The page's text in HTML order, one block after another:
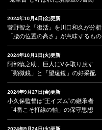
2024年10月4日(金)更新
菅野智之「復活」を川口和久が分析
「腰の位置の高さ」が意味するもの
2024年10月1日(火)更新
阿部慎之助、巨人にVを取り戻す
「顕微鏡」と「望遠鏡」の好采配
2024年9月27日(金)更新
小久保監督は“王イズム”の継承者
「4番こそ打線の軸」の保守思想
2024年9月24日(火)更新